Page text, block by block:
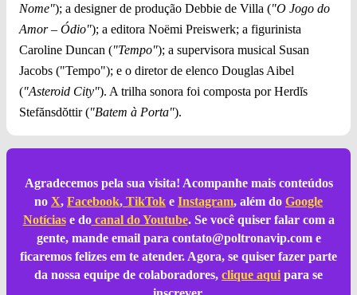
Nome"); a designer de produção Debbie de Villa ("O Jogo do
Amor – Ódio"); a editora Noëmi Preiswerk; a figurinista
Caroline Duncan ("Tempo"); a supervisora musical Susan
Jacobs ("Tempo"); e o diretor de elenco Douglas Aibel
("Asteroid City"). A trilha sonora foi composta por Herdĭs
Stefănsdŏttir ("Batem à Porta").
Agradecemos pela sua visita! Acompanhe mais conteúdos
no X, Facebook, TikTok e Instagram, além do Google
Notíciase docanal do Youtube. Se você quiser falar com a
gente, mande email para contato@poltronavip.come
ficaremos felizes em te atender. Agora, se quiser fazer parte
da nossa equipe de colaboradores, clique aqui para se